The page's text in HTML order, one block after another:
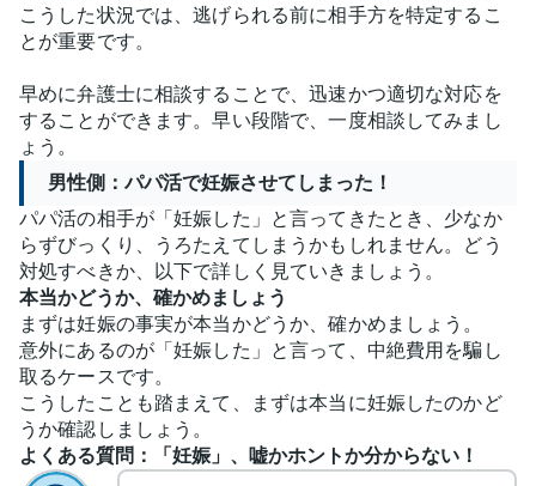
こうした状況では、逃げられる前に相手方を特定するこ
とが重要です。
早めに弁護士に相談することで、迅速かつ適切な対応を
することができます。早い段階で、一度相談してみまし
ょう。
男性側：パパ活で妊娠させてしまった！
パパ活の相手が「妊娠した」と言ってきたとき、少なか
らずびっくり、うろたえてしまうかもしれません。どう
対処すべきか、以下で詳しく見ていきましょう。
本当かどうか、確かめましょう
まずは妊娠の事実が本当かどうか、確かめましょう。
意外にあるのが「妊娠した」と言って、中絶費用を騙し
取るケースです。
こうしたことも踏まえて、まずは本当に妊娠したのかど
うか確認しましょう。
よくある質問：「妊娠」、嘘かホントか分からない！